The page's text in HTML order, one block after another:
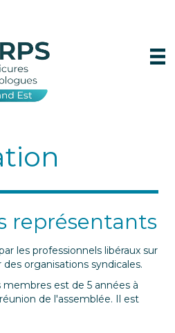
représentants
les professionnels libéraux sur
organisations syndicales.
est de 5 années à
de l'assemblée. Il est